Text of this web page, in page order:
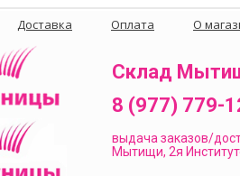
Доставка Оплата О
Склад
8 (977) 779-
выдача заказов/
Мытищи, 2я